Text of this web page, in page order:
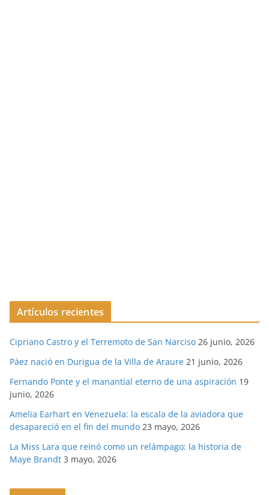
Artículos recientes
Cipriano Castro y el Terremoto de San Narciso 26 junio, 2026
Páez nació en Durigua de la Villa de Araure 21 junio, 2026
Fernando Ponte y el manantial eterno de una aspiración 19
junio, 2026
Amelia Earhart en Venezuela: la escala de la aviadora que
desapareció en el fin del mundo 23 mayo, 2026
La Miss Lara que reinó como un relámpago: la historia de
Maye Brandt 3 mayo, 2026